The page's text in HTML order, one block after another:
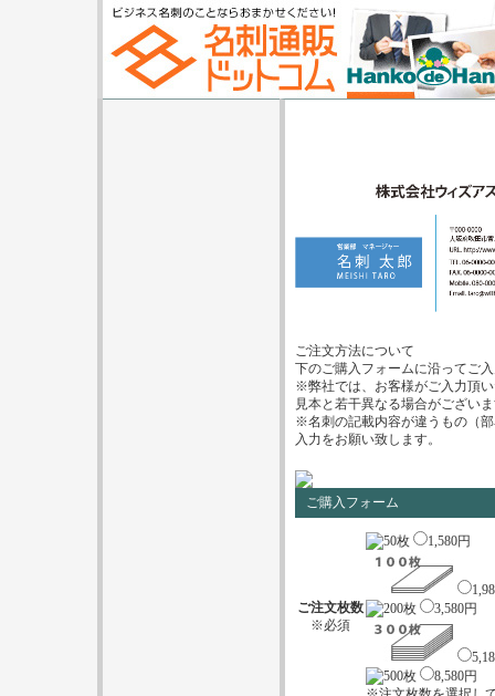
ご注文方法について
下のご購入フォームに沿ってご
※弊社では、お客様がご入力頂
見本と若干異なる場合がござい
※名刺の記載内容が違うもの（
入力をお願い致します。
ご購入フォーム
ご注文枚数
※必須
1,580円
3,580円
8,580円